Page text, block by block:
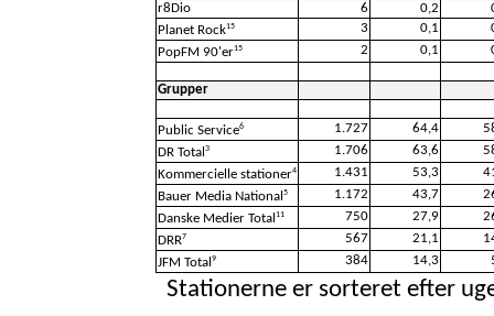
r8Dio
6 0,2
Planet Rock15 3 0,1
PopFM 90'er15 2 0,1
Grupper
Public Service6 1.727 64,4
DR Total 3 1.706 63,6
Kommercielle stationer4 1.431 53,3
Bauer Media National 5 1.172 43,7
Danske Medier Total 11 750 27,9
DRR7 567 21,1
JFM Total 9 384 14,3
Stationerne er sorteret efter